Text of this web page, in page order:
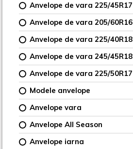
Anvelope de vara 225/45R17
Anvelope de vara 205/60R16
Anvelope de vara 225/40R18
Anvelope de vara 245/45R18
Anvelope de vara 225/50R17
Modele anvelope
Anvelope vara
Anvelope All Season
Anvelope iarna